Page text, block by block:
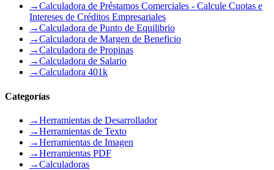
→Calculadora de Préstamos Comerciales - Calcule Cuotas e
Intereses de Créditos Empresariales
→Calculadora de Punto de Equilibrio
→Calculadora de Margen de Beneficio
→Calculadora de Propinas
→Calculadora de Salario
→Calculadora 401k
Categorías
→Herramientas de Desarrollador
→Herramientas de Texto
→Herramientas de Imagen
→Herramientas PDF
→Calculadoras